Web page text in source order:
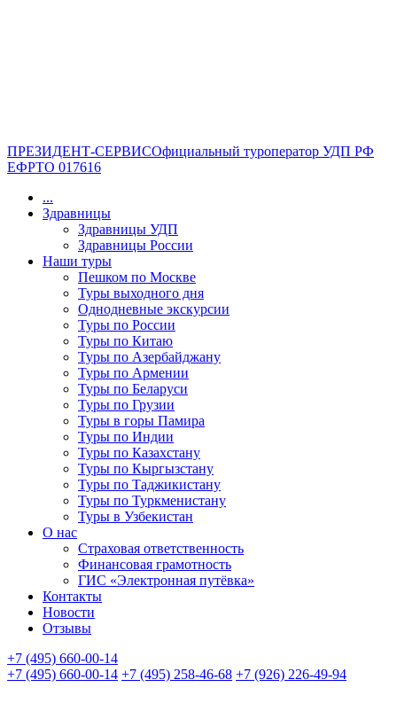
ПРЕЗИДЕНТ-СЕРВИСОфициальный туроператор УДП РФ
ЕФРТО 017616
...
Здравницы
Здравницы УДП
Здравницы России
Наши туры
Пешком по Москве
Туры выходного дня
Однодневные экскурсии
Туры по России
Туры по Китаю
Туры по Азербайджану
Туры по Армении
Туры по Беларуси
Туры по Грузии
Туры в горы Памира
Туры по Индии
Туры по Казахстану
Туры по Кыргызстану
Туры по Таджикистану
Туры по Туркменистану
Туры в Узбекистан
О нас
Страховая ответственность
Финансовая грамотность
ГИС «Электронная путёвка»
Контакты
Новости
Отзывы
+7 (495) 660-00-14
+7 (495) 660-00-14 +7 (495) 258-46-68 +7 (926) 226-49-94